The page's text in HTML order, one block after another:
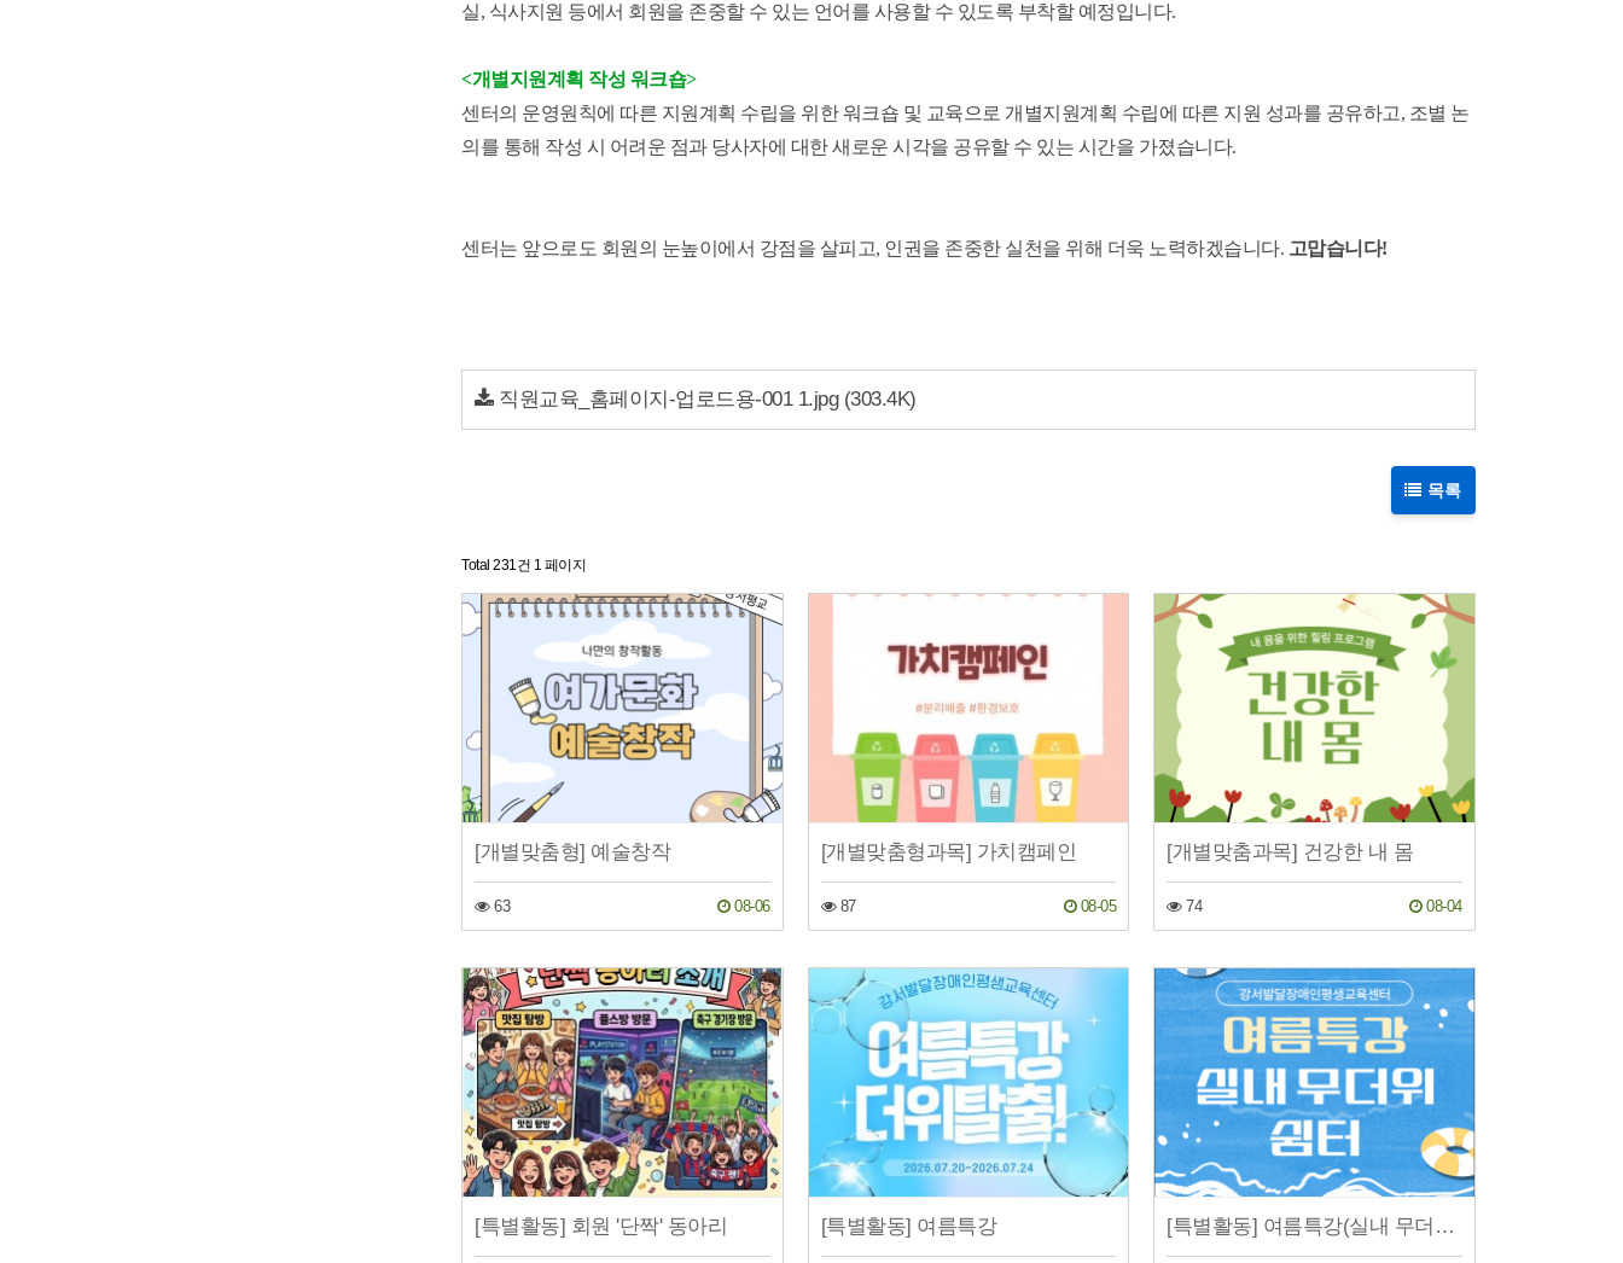
실, 식사지원 등에서 회원을 존중할 수 있는 언어를 사용할 수 있도록 부착할 예정입니다.
<개별지원계획 작성 워크숍>
센터의 운영원칙에 따른 지원계획 수립을 위한 워크숍 및 교육으로 개별지원계획 수립에 따른 지원 성과를 공유하고, 조별 논
의를 통해 작성 시 어려운 점과 당사자에 대한 새로운 시각을 공유할 수 있는 시간을 가졌습니다.
센터는 앞으로도 회원의 눈높이에서 강점을 살피고, 인권을 존중한 실천을 위해 더욱 노력하겠습니다. ​ 고맙습니다!
직원교육_홈페이지-업로드용-001 1.jpg(303.4K)
목록
Total 231건 1 페이지
[개별맞춤형] 예술창작
63 08-06
[개별맞춤형과목] 가치캠페인
87 08-05
[개별맞춤과목] 건강한 내 몸
74 08-04
[특별활동] 회원 '단짝' 동아리 [특별활동] 여름특강 [특별활동] 여름특강(실내 무더위 쉼터)